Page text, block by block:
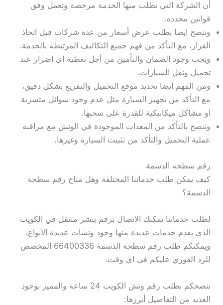
أن الشركة التي تطلب منها الخدمة مرخصة وتعمل وفق
قوانين محددة.
وننصح ايضا بطلب عرض أسعار من عدة شركات قبل اتخاذ
القرار، مع التأكد من فهم جميع التكاليف المرتبطة بالخدمة.
ويجب وجود الضمان والتأمين من أجل تغطية اي اضرار عند
تحميل ونقل السيارات.
ومن المهم أيضا تحديد موقع التحميل والتفريغ بشكل دقيق،
مع التأكد من تجهيز السيارة مثل عدم وجود سوائل متسربة
او مشاكل ميكانيكية للقدرة على سحبها.
وننصح بالتأكد من المعدات الموجودة في الونش مع مراقبة
عملية التحميل والتأكد من تثبيت السيارة وغيرها.
رقم سطحة الدسمة
كيف يمكن طلب خدماتنا المختلفة وهل متاح رقم سطحة
الدسمة؟
لطلب خدماتنا يمكنك الاتصال برقم بنشر متنقل في الكويت
الذي يقدم خدمات عديدة منها وجود ونشات عديدة الأنواع،
ويمكنكم طلب رقم سطحة الدسمة 66400336 المخصص
للرد الفوري عليكم في اي وقت.
ننصحكم بطلب رقم ونش الكويت 24 ساعة والمميز بوجود
العديد من التفاصيل أبرزها: